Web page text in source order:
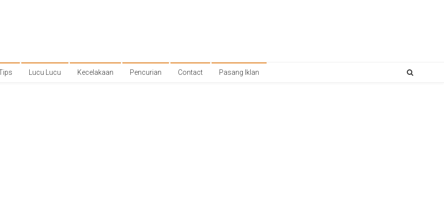
Lucu Lucu Kecelakaan Pencurian Contact Pasang Iklan